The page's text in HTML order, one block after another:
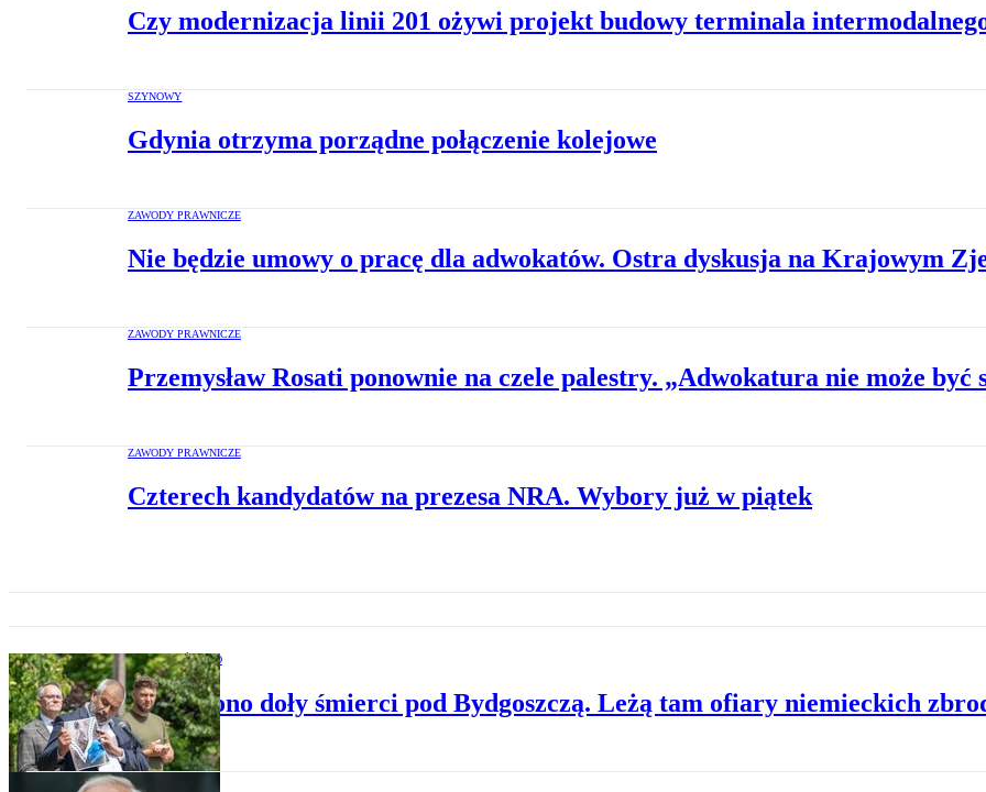
Czy modernizacja linii 201 ożywi projekt budowy terminala
SZYNOWY
Gdynia otrzyma porządne połączenie kolejowe
ZAWODY PRAWNICZE
Nie będzie umowy o pracę dla adwokatów. Ostra dyskusja na Krajowym
ZAWODY PRAWNICZE
Przemysław Rosati ponownie na czele palestry. „Adwokatura nie może być
ZAWODY PRAWNICZE
Czterech kandydatów na prezesa NRA. Wybory już w piątek
SPOŁECZEŃSTWO
Znaleziono doły śmierci pod Bydgoszczą. Leżą tam ofiary niemieckich
KRAJ